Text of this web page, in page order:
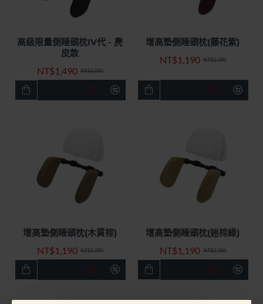
特價優惠
快速出貨
高級限量側睡頭枕IV代 - 麂
皮款
NT$1,490 NT$3,000
特價優惠
快速出貨
-50%
增高墊側睡頭枕(藤花紫)
NT$1,190 NT$2,380
特價優惠
快速出貨
-50%
增高墊側睡頭枕(木質棕)
NT$1,190 NT$2,380
特價優惠
快速出貨
-50%
增高墊側睡頭枕(迷棕綠)
NT$1,190 NT$2,380